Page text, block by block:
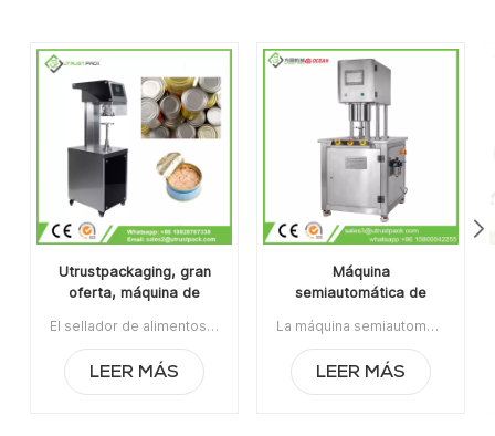
Utrustpackaging, gran
oferta, máquina de
sellador de alimentos
El sellador de alimentos enlatados de la máquina de sellado de latas manual de venta caliente de Utrustpackaging es adecuado para sellar todo tipo de latas de PET / latas de papel compuesto, latas u otros recipientes redondos. Alta eficiencia por transmisión mecánica, estructuras simples y convenientes de mantener, peso ligero y fácil de operar.La orden mínima:1Pago:T/TPuerto de embarque:CantónRegión original:PorcelanaTiempo de espera:3-5 días después de recibir el depósito
LEER MÁS
Máquina
semiautomática de
vacío con relleno de
La máquina semiautomática de envasado de latas al vacío con relleno de nitrógeno se usa ampliamente en la industria alimentaria, química, farmacéutica y de bebidas, aplicable para latas de plástico / estaño / aluminio, botellas, contenedores de frascos, etc.Artículo No:UT1BFG6La orden mínima:1Pago:TTPuerto de embarque:CantónRegión original:Guangzhou, ChinaTiempo de espera:15 días después de recibir el depósito
LEER MÁS